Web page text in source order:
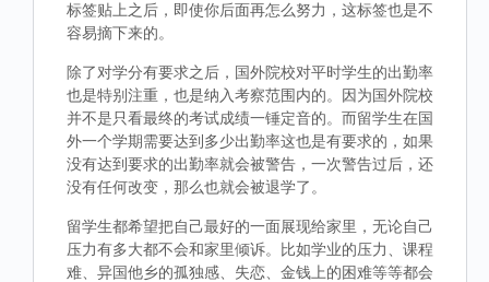
标签贴上之后，即使你后面再怎么努力，这标签也是不
容易摘下来的。
除了对学分有要求之后，国外院校对平时学生的出勤率
也是特别注重，也是纳入考察范围内的。因为国外院校
并不是只看最终的考试成绩一锤定音的。而留学生在国
外一个学期需要达到多少出勤率这也是有要求的，如果
没有达到要求的出勤率就会被警告，一次警告过后，还
没有任何改变，那么也就会被退学了。
留学生都希望把自己最好的一面展现给家里，无论自己
压力有多大都不会和家里倾诉。比如学业的压力、课程
难、异国他乡的孤独感、失恋、金钱上的困难等等都会